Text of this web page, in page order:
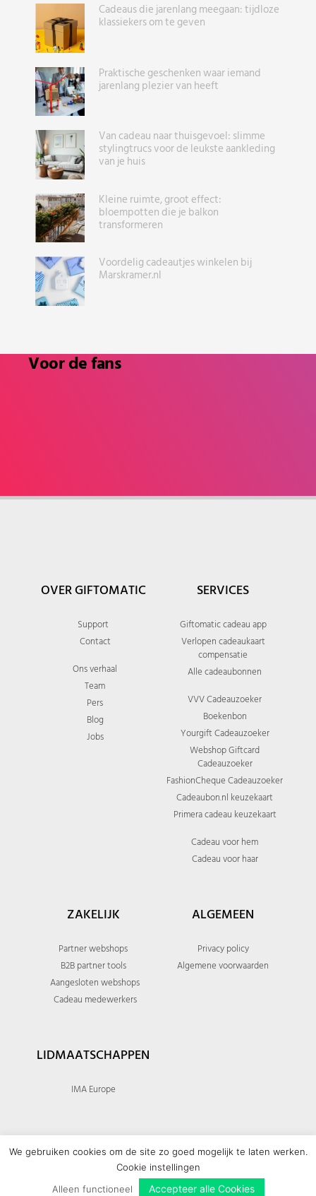
Cadeaus die jarenlang meegaan: tijdloze
klassiekers om te geven
Praktische geschenken waar iemand
jarenlang plezier van heeft
Van cadeau naar thuisgevoel: slimme
stylingtrucs voor de leukste aankleding
van je huis
Kleine ruimte, groot effect:
bloempotten die je balkon
transformeren
Voordelig cadeautjes winkelen bij
Marskramer.nl
Voor de fans
OVER GIFTOMATIC
Support
Contact
Ons verhaal
Team
Pers
Blog
Jobs
SERVICES
Giftomatic cadeau app
Verlopen cadeaukaart
compensatie
Alle cadeaubonnen
VVV Cadeauzoeker
Boekenbon
Yourgift Cadeauzoeker
Webshop Giftcard
Cadeauzoeker
FashionCheque Cadeauzoeker
Cadeaubon.nl keuzekaart
Primera cadeau keuzekaart
Cadeau voor hem
Cadeau voor haar
ZAKELIJK
Partner webshops
B2B partner tools
Aangesloten webshops
Cadeau medewerkers
ALGEMEEN
Privacy policy
Algemene voorwaarden
LIDMAATSCHAPPEN
IMA Europe
© 2026 Giftomatic - All rights reserved
We gebruiken cookies om de site zo goed mogelijk te laten werken.
Cookie instellingen
Alleen functioneel
Accepteer alle Cookies